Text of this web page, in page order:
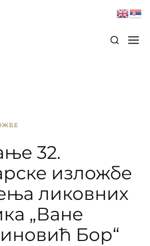
32.
изложбе
ликовних
„Ване
Бор“